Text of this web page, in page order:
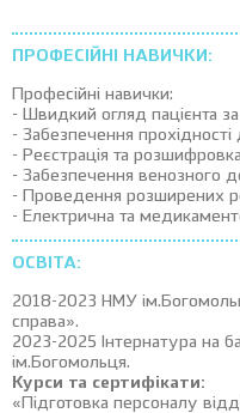
ПРОФЕСІЙНІ НАВИЧКИ:
Професійні навички:
- Швидкий огляд пацієнта
- Забезпечення
- Реєстрація та
- Забезпечення венозного
- Проведення розширених
- Електрична та
ОСВІТА:
2018-2023 НМУ
справа».
2023-2025 Інтернатура на
ім.Богомольця.
Курси та сертифікати:
«Підготовка персоналу